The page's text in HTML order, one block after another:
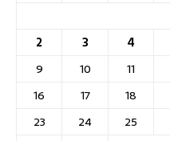
2
3 4
9
10 11
16
17 18
23
24 25